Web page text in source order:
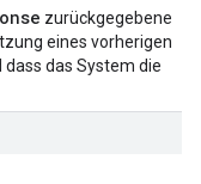
zurückgegebene
eines vorherigen
das System die